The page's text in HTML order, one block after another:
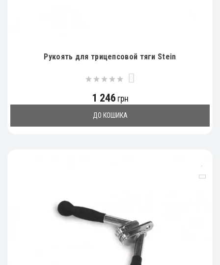
Рукоять для трицепсовой тяги Stein
1 246 грн
ДО КОШИКА